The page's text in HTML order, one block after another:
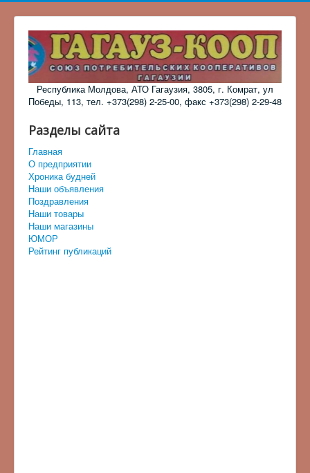
Республика Молдова, АТО Гагаузия, 3805, г. Комрат, ул
Победы, 113, тел. +373(298) 2-25-00, факс +373(298) 2-29-48
Разделы сайта
Главная
О предприятии
Хроника будней
Наши объявления
Поздравления
Наши товары
Наши магазины
ЮМОР
Рейтинг публикаций